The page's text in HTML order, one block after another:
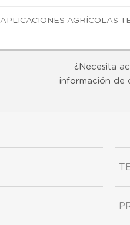
APLICACIONES AGRÍCOLAS
¿Necesita
información de